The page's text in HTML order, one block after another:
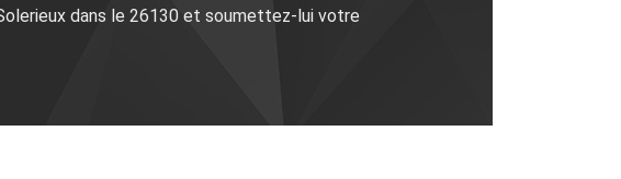
dans le 26130 et soumettez-lui votre